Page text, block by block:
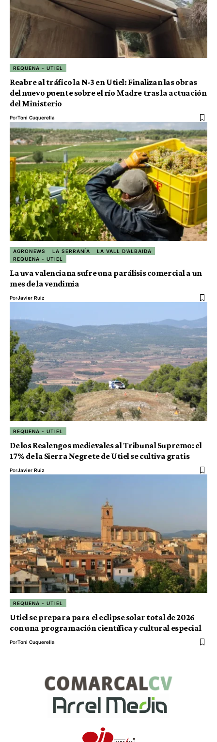
REQUENA - UTIEL
Reabre al tráfico la N-3 en Utiel: Finalizan las obras
del nuevo puente sobre el río Madre tras la actuación
del Ministerio
PorToni Cuquerella
AGRONEWS LA SERRANÍA
LA VALL D'ALBAIDA
REQUENA - UTIEL
La uva valenciana sufre una parálisis comercial a un
mes de la vendimia
PorJavier Ruiz
REQUENA - UTIEL
De los Realengos medievales al Tribunal Supremo: el
17% de la Sierra Negrete de Utiel se cultiva gratis
PorJavier Ruiz
REQUENA - UTIEL
Utiel se prepara para el eclipse solar total de 2026
con una programación científica y cultural especial
PorToni Cuquerella